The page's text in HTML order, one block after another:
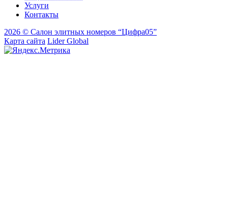
Услуги
Контакты
2026 © Салон элитных номеров “Цифра05”
Карта сайта Lider Global